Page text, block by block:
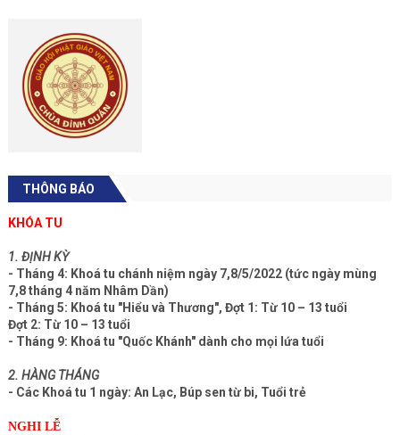
THÔNG BÁO
KHÓA TU
1. ĐỊNH KỲ
- Tháng 4: Khoá tu chánh niệm ngày 7,8/5/2022 (tức ngày mùng
7,8 tháng 4 năm Nhâm Dần)
- Tháng 5: Khoá tu "Hiểu và Thương", Đợt 1: Từ 10 – 13 tuổi
Đợt 2: Từ 10 – 13 tuổi
- Tháng 9: Khoá tu "Quốc Khánh" dành cho mọi lứa tuổi
2. HÀNG THÁNG
- Các Khoá tu 1 ngày: An Lạc, Búp sen từ bi, Tuổi trẻ
NGHI LỄ